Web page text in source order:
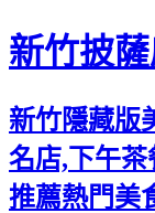
新竹披
新竹隱藏版
名店,下午
推薦熱門美